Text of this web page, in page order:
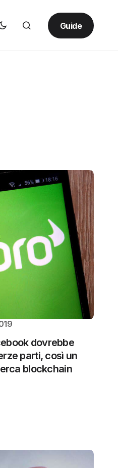
Guide
dovrebbe
parti, così un
blockchain